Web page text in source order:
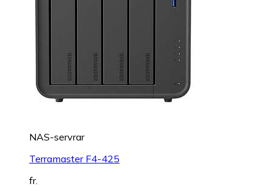
NAS-servrar
Terramaster F4-425
fr.